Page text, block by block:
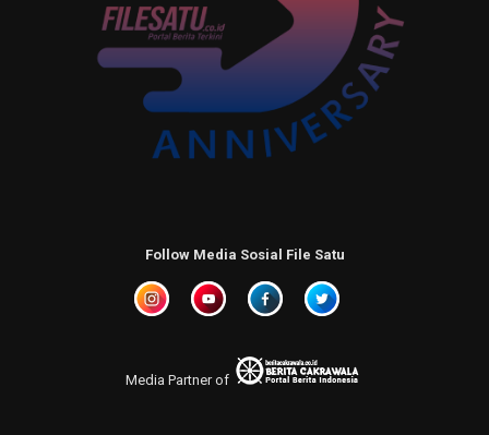
Follow Media Sosial File Satu
Media Partner of